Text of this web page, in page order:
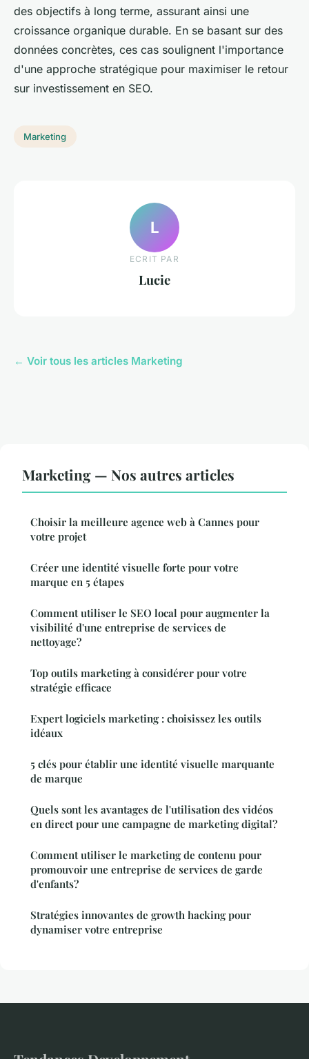
des objectifs à long terme, assurant ainsi une
croissance organique durable. En se basant sur des
données concrètes, ces cas soulignent l'importance
d'une approche stratégique pour maximiser le retour
sur investissement en SEO.
Marketing
L
ECRIT PAR
Lucie
← Voir tous les articles Marketing
Marketing — Nos autres articles
Choisir la meilleure agence web à Cannes pour
votre projet
Créer une identité visuelle forte pour votre
marque en 5 étapes
Comment utiliser le SEO local pour augmenter la
visibilité d'une entreprise de services de
nettoyage?
Top outils marketing à considérer pour votre
stratégie efficace
Expert logiciels marketing : choisissez les outils
idéaux
5 clés pour établir une identité visuelle marquante
de marque
Quels sont les avantages de l'utilisation des vidéos
en direct pour une campagne de marketing digital?
Comment utiliser le marketing de contenu pour
promouvoir une entreprise de services de garde
d'enfants?
Stratégies innovantes de growth hacking pour
dynamiser votre entreprise